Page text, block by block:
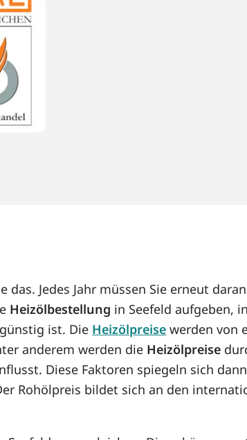
Jedes Jahr müssen Sie erneut
Heizölbestellung in Seefeld aufgeben,
ist. Die Heizölpreise werden von
anderem werden die Heizölpreise
Diese Faktoren spiegeln sich
Rohölpreis bildet sich an den